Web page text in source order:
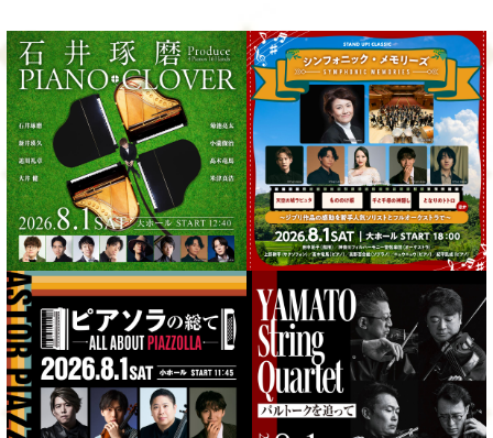
出演者
チケット情報
横山だいすけ 届け！うたごえ！
TOP
出演者
演奏予定曲
チケット情報
石田泰尚コンチェルト
with 田中祐子＆神奈川フィル
TOP
出演者
演奏予定曲
チケット情報
スタクラpresentsマスタークラス
TOP
講師
受講者募集要項・詳細
聴講券情報
NEWS
ABOUT
FAQ
ACCESS